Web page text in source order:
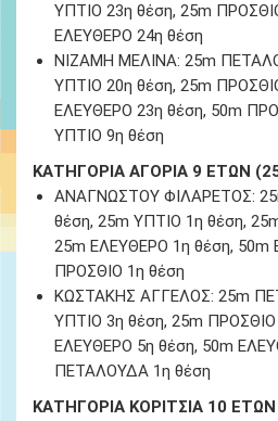
ΥΠΤΙΟ 23η θέση, 25m
ΕΛΕΥΘΕΡΟ 24η θέση
ΝΙΖΑΜΗ ΜΕΛΙΝΑ: 25m
ΥΠΤΙΟ 20η θέση, 25m
ΕΛΕΥΘΕΡΟ 23η θέση, 50m
ΥΠΤΙΟ 9η θέση
ΚΑΤΗΓΟΡΙΑ ΑΓΟΡΙΑ 9 ΕΤΩΝ
ΑΝΑΓΝΩΣΤΟΥ ΦΙΛΑΡΕΤΟΣ:
θέση, 25m ΥΠΤΙΟ 1η θέση,
25m ΕΛΕΥΘΕΡΟ 1η θέση, 50m
ΠΡΟΣΘΙΟ 1η θέση
ΚΩΣΤΑΚΗΣ ΑΓΓΕΛΟΣ: 25m
ΥΠΤΙΟ 3η θέση, 25m
ΕΛΕΥΘΕΡΟ 5η θέση, 50m
ΠΕΤΑΛΟΥΔΑ 1η θέση
ΚΑΤΗΓΟΡΙΑ ΚΟΡΙΤΣΙΑ 10